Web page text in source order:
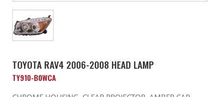
TOYOTA RAV4 2006-2008 HEAD LAMP
TY910-B0WCA